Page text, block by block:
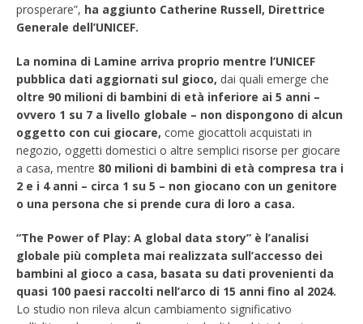
prosperare”, ha aggiunto Catherine Russell, Direttrice
Generale dell’UNICEF.
La nomina di Lamine arriva proprio mentre l’UNICEF
pubblica dati aggiornati sul gioco, dai quali emerge che
oltre 90 milioni di bambini di età inferiore ai 5 anni –
ovvero 1 su 7 a livello globale – non dispongono di alcun
oggetto con cui giocare, come giocattoli acquistati in
negozio, oggetti domestici o altre semplici risorse per giocare
a casa, mentre 80 milioni di bambini di età compresa tra i
2 e i 4 anni – circa 1 su 5 – non giocano con un genitore
o una persona che si prende cura di loro a casa.
“The Power of Play: A global data story” è l’analisi
globale più completa mai realizzata sull’accesso dei
bambini al gioco a casa, basata su dati provenienti da
quasi 100 paesi raccolti nell’arco di 15 anni fino al 2024.
Lo studio non rileva alcun cambiamento significativo